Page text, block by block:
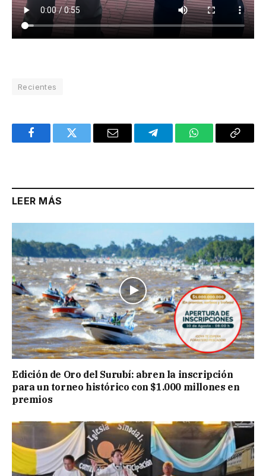
Recientes
FacebookTwitter Email TelegramWhatsAppCopy
LEER MÁS
Edición de Oro del Surubí: abren la inscripción
para un torneo histórico con $1.000 millones en
premios